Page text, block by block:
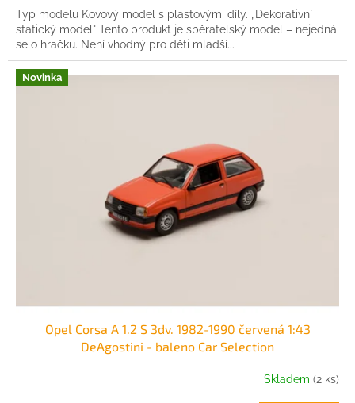
Typ modelu Kovový model s plastovými díly. „Dekorativní
statický model" Tento produkt je sběratelský model – nejedná
se o hračku. Není vhodný pro děti mladší...
Novinka
Opel Corsa A 1.2 S 3dv. 1982-1990 červená 1:43
DeAgostini - baleno Car Selection
Skladem (2 ks)